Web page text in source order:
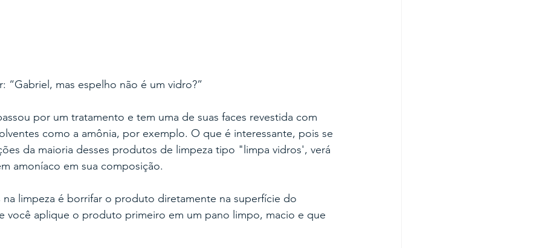
“Gabriel, mas espelho não é um vidro?”
por um tratamento e tem uma de suas faces revestida com
como a amônia, por exemplo. O que é interessante, pois se
da maioria desses produtos de limpeza tipo "limpa vidros', verá
amoníaco em sua composição.
na limpeza é borrifar o produto diretamente na superfície do
você aplique o produto primeiro em um pano limpo, macio e que